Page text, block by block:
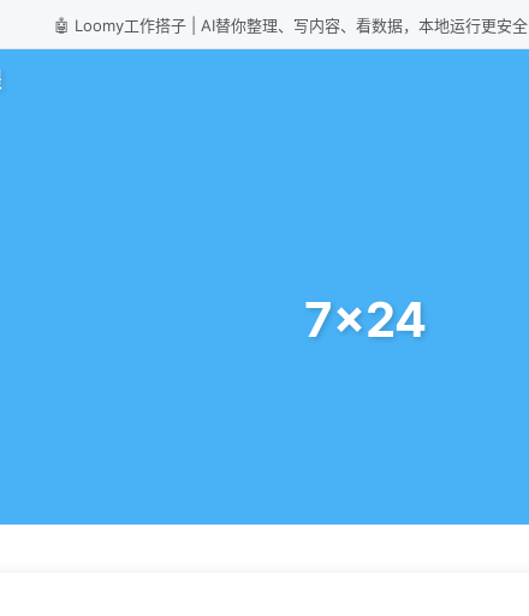
🤖 Loomy工作搭子 | AI替你整理、写内容、看数据，本地运行更安全
7x24